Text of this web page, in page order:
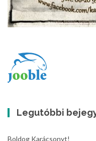
Legutóbbi
Boldog Karácsonyt!